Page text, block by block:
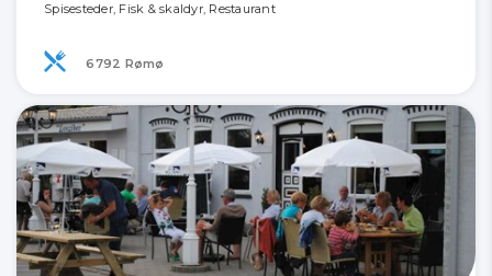
Spisesteder, Fisk & skaldyr, Restaurant
6792 Rømø